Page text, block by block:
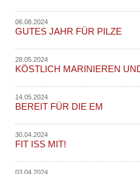
06.08.2024
GUTES JAHR FÜR PILZE
28.05.2024
KÖSTLICH MARINIEREN
14.05.2024
BEREIT FÜR DIE EM
30.04.2024
FIT ISS MIT!
03.04.2024